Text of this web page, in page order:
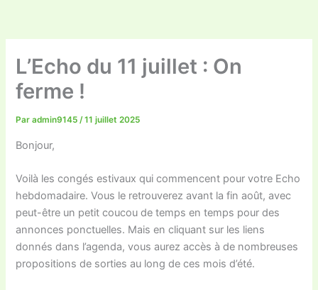
L’Echo du 11 juillet : On
ferme !
Paradmin9145/11 juillet 2025
Bonjour,
Voilà les congés estivaux qui commencent pour votre Echo
hebdomadaire. Vous le retrouverez avant la fin août, avec
peut-être un petit coucou de temps en temps pour des
annonces ponctuelles. Mais en cliquant sur les liens
donnés dans l’agenda, vous aurez accès à de nombreuses
propositions de sorties au long de ces mois d’été.